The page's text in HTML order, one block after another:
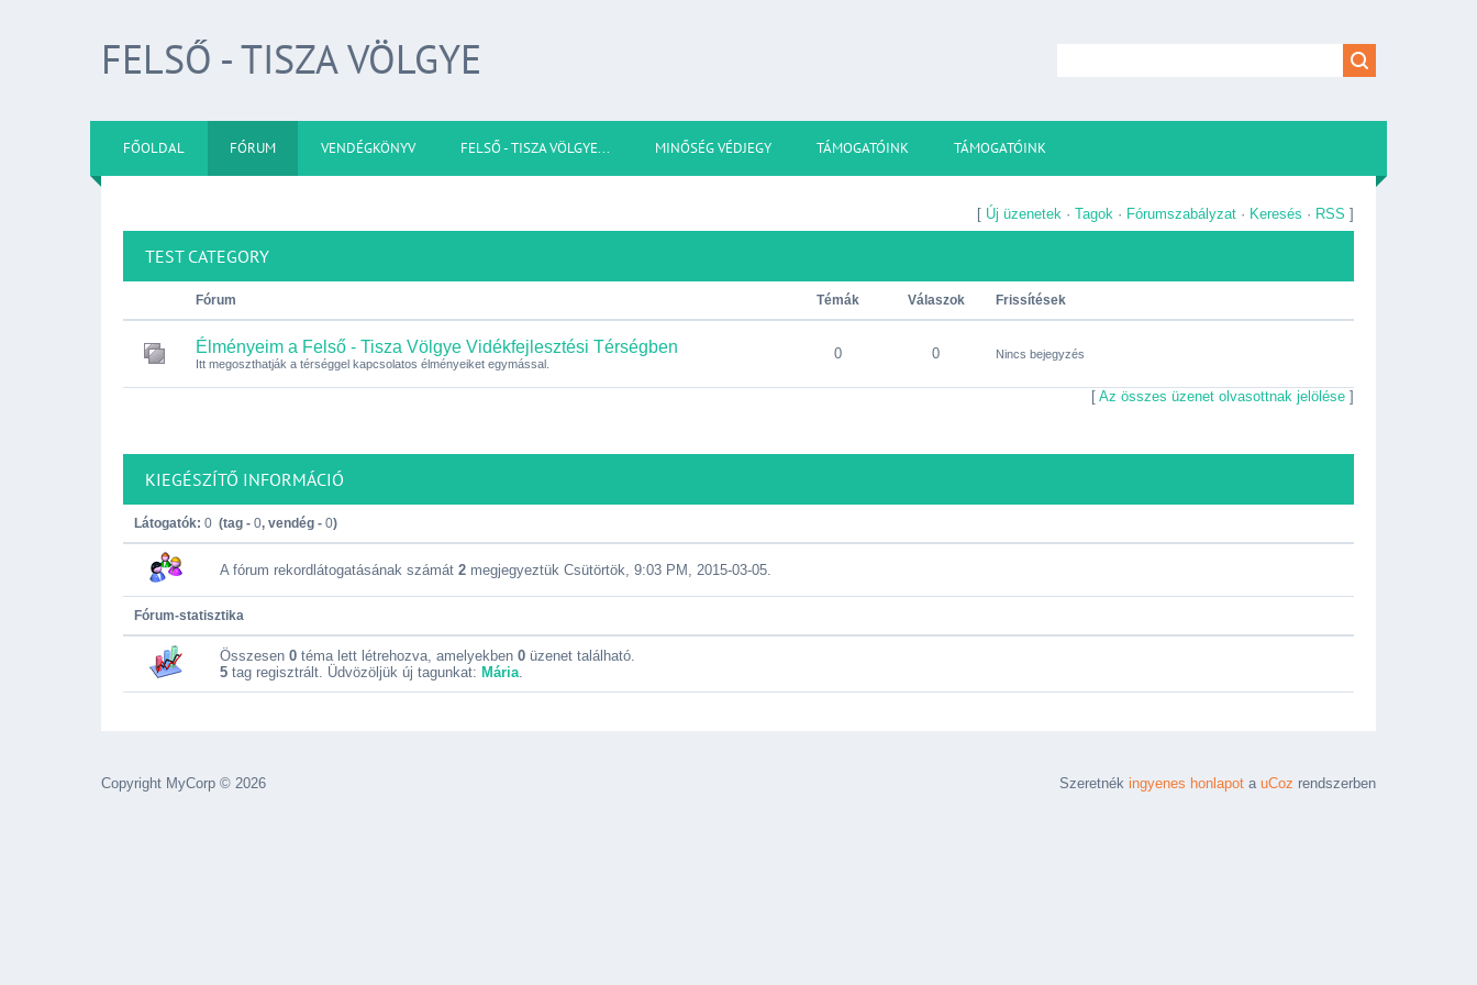
FELSŐ - TISZA VÖLGYE
FŐOLDAL FÓRUM VENDÉGKÖNYV FELSŐ - TISZA VÖLGYE... MINŐSÉG VÉDJEGY TÁMOGATÓINK TÁMOGATÓINK
[ Új üzenetek · Tagok · Fórumszabályzat · Keresés · RSS ]
TEST CATEGORY
Fórum Témák Válaszok Frissítések
Élményeim a Felső - Tisza Völgye Vidékfejlesztési Térségben
Itt megoszthatják a térséggel kapcsolatos élményeiket egymással.
0 0 Nincs bejegyzés
[ Az összes üzenet olvasottnak jelölése ]
KIEGÉSZÍTŐ INFORMÁCIÓ
Látogatók: 0 (tag - 0, vendég - 0)
A fórum rekordlátogatásának számát 2 megjegyeztük Csütörtök, 9:03 PM, 2015-03-05.
Fórum-statisztika
Összesen 0 téma lett létrehozva, amelyekben 0 üzenet található.
5 tag regisztrált. Üdvözöljük új tagunkat: Mária.
Copyright MyCorp © 2026 Szeretnék ingyenes honlapot a uCoz rendszerben